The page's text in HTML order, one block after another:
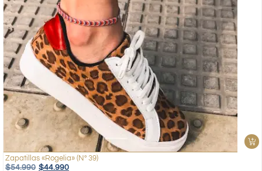
Zapatillas «Rogelia» (Nº 39)
$54.990 $44.990